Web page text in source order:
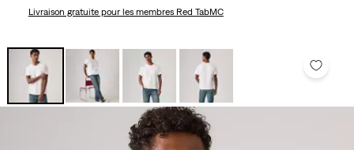
Livraison gratuitepour les membres Red TabMC